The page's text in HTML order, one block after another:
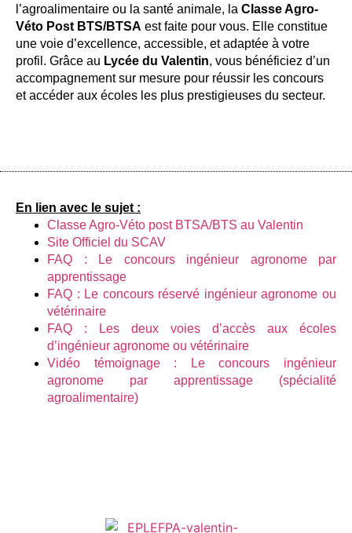
l’agroalimentaire ou la santé animale, la Classe Agro-
Véto Post BTS/BTSA est faite pour vous. Elle constitue
une voie d’excellence, accessible, et adaptée à votre
profil. Grâce au Lycée du Valentin, vous bénéficiez d’un
accompagnement sur mesure pour réussir les concours
et accéder aux écoles les plus prestigieuses du secteur.
En lien avec le sujet :
Classe Agro-Véto post BTSA/BTS au Valentin
Site Officiel du SCAV
FAQ : Le concours ingénieur agronome par
apprentissage
FAQ : Le concours réservé ingénieur agronome ou
vétérinaire
FAQ : Les deux voies d’accès aux écoles
d’ingénieur agronome ou vétérinaire
Vidéo témoignage : Le concours ingénieur
agronome par apprentissage (spécialité
agroalimentaire)